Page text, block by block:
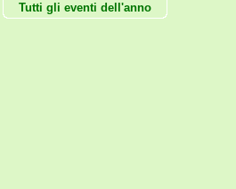
Tutti gli eventi dell'anno